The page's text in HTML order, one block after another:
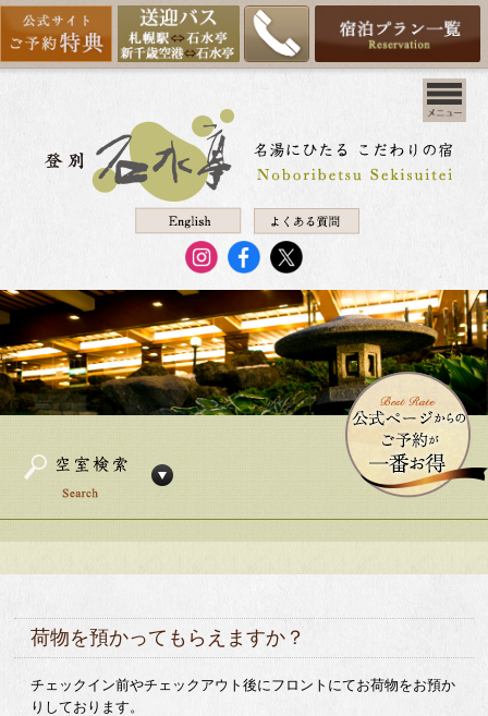
荷物を預かってもらえますか？
チェックイン前やチェックアウト後にフロントにてお荷物をお預か
りしております。